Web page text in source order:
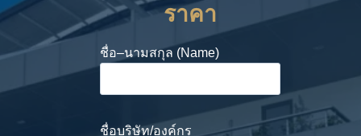
ราคา
ชื่อ–นามสกุล (Name)
ชื่อบริษัท/องค์กร